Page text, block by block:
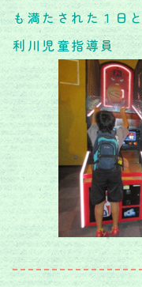
も満たされた１
利川児童指導員